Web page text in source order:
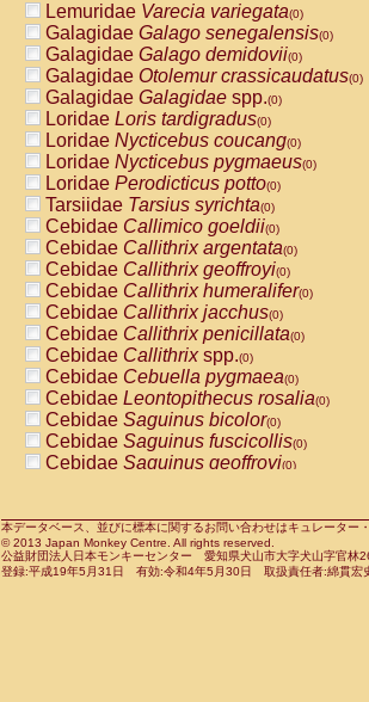
AtelidaeAlouattaspp.(0)
AtelidaeAteles belzebuth(0)
AtelidaeAteles geoffroyi(0)
AtelidaeAteles paniscus(0)
AtelidaeAtelesspp.(0)
Atelidae Lagothrix lagothricha
AtelidaeLagothrix lagothricha cana
PitheciidaeCacajao calvus
PitheciidaeCallicebus cupreus
PitheciidaeCallicebus donacophilus
PitheciidaeCallicebus moloch
PitheciidaeCallicebus torquatus
PitheciidaeCallicebusspp.(0)
PitheciidaeChiropotes satanas(0)
PitheciidaePithecia monachus
PitheciidaePithecia pithecia(0)
CercopithecidaeCercocebus agilis
CercopithecidaeCercocebus
CercopithecidaeCercocebus
CercopithecidaeCercocebus
CercopithecidaeCercocebus
CercopithecidaeCercocebushybrid
CercopithecidaePapio anubis(0)
CercopithecidaePapio cynocephalus
CercopithecidaePapio hamadryas(0)
Lemuridae Varecia variegata(0)
Galagidae Galago senegalensis(0)
Galagidae Galago demidovii(0)
Galagidae Otolemur crassicaudatus(0)
Galagidae Galagidae spp.(0)
Loridae Loris tardigradus(0)
Loridae Nycticebus coucang(0)
Loridae Nycticebus pygmaeus(0)
Loridae Perodicticus potto(0)
Tarsiidae Tarsius syrichta(0)
Cebidae Callimico goeldii(0)
Cebidae Callithrix argentata(0)
Cebidae Callithrix geoffroyi(0)
Cebidae Callithrix humeralifer(0)
Cebidae Callithrix jacchus(0)
Cebidae Callithrix penicillata(0)
Cebidae Callithrixspp.(0)
Cebidae Cebuella pygmaea(0)
Cebidae Leontopithecus rosalia(0)
Cebidae Saguinus bicolor(0)
Cebidae Saguinus fuscicollis(0)
Cebidae Saguinus geoffroyi(0)
CebidaeSaguinus leucopus(0)
CebidaeSaguinus midas(0)
Cebidae Saguinus mystax(0)
本データベース、並びに標本に関するお問い合わせはキュレータ
© 2013 Japan Monkey Centre. All rights reserved.
公益財団法人日本モンキーセンター 愛知県犬山市大字犬山字官
登録:平成19年5月31日 有効:令和4年5月30日 取扱責任者:綿貫宏